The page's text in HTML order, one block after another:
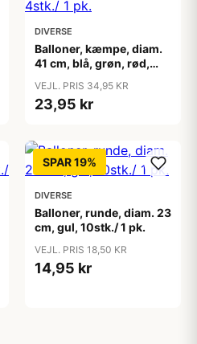
DIVERSE
Balloner, kæmpe, diam.
41 cm, blå, grøn, rød,
VEJL. PRIS 34,95 KR
23,95 kr
SPAR 19%
DIVERSE
Balloner, runde, diam. 23
cm, gul, 10stk./ 1 pk.
VEJL. PRIS 18,50 KR
14,95 kr